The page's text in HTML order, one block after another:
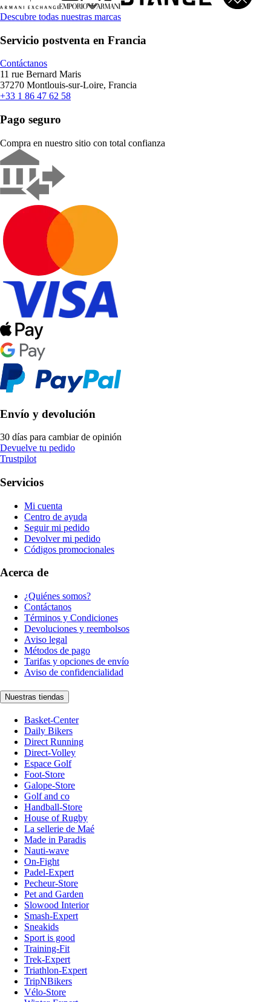
Descubre todas nuestras marcas
Servicio postventa en Francia
Contáctanos
11 rue Bernard Maris
37270 Montlouis-sur-Loire, Francia
+33 1 86 47 62 58
Pago seguro
Compra en nuestro sitio con total confianza
Envío y devolución
30 días para cambiar de opinión
Devuelve tu pedido
Trustpilot
Servicios
Mi cuenta
Centro de ayuda
Seguir mi pedido
Devolver mi pedido
Códigos promocionales
Acerca de
¿Quiénes somos?
Contáctanos
Términos y Condiciones
Devoluciones y reembolsos
Aviso legal
Métodos de pago
Tarifas y opciones de envío
Aviso de confidencialidad
Nuestras tiendas
Basket-Center
Daily Bikers
Direct Running
Direct-Volley
Espace Golf
Foot-Store
Galope-Store
Golf and co
Handball-Store
House of Rugby
La sellerie de Maé
Made in Paradis
Nauti-wave
On-Fight
Padel-Expert
Pecheur-Store
Pet and Garden
Slowood Interior
Smash-Expert
Sneakids
Sport is good
Training-Fit
Trek-Expert
Triathlon-Expert
TripNBikers
Vélo-Store